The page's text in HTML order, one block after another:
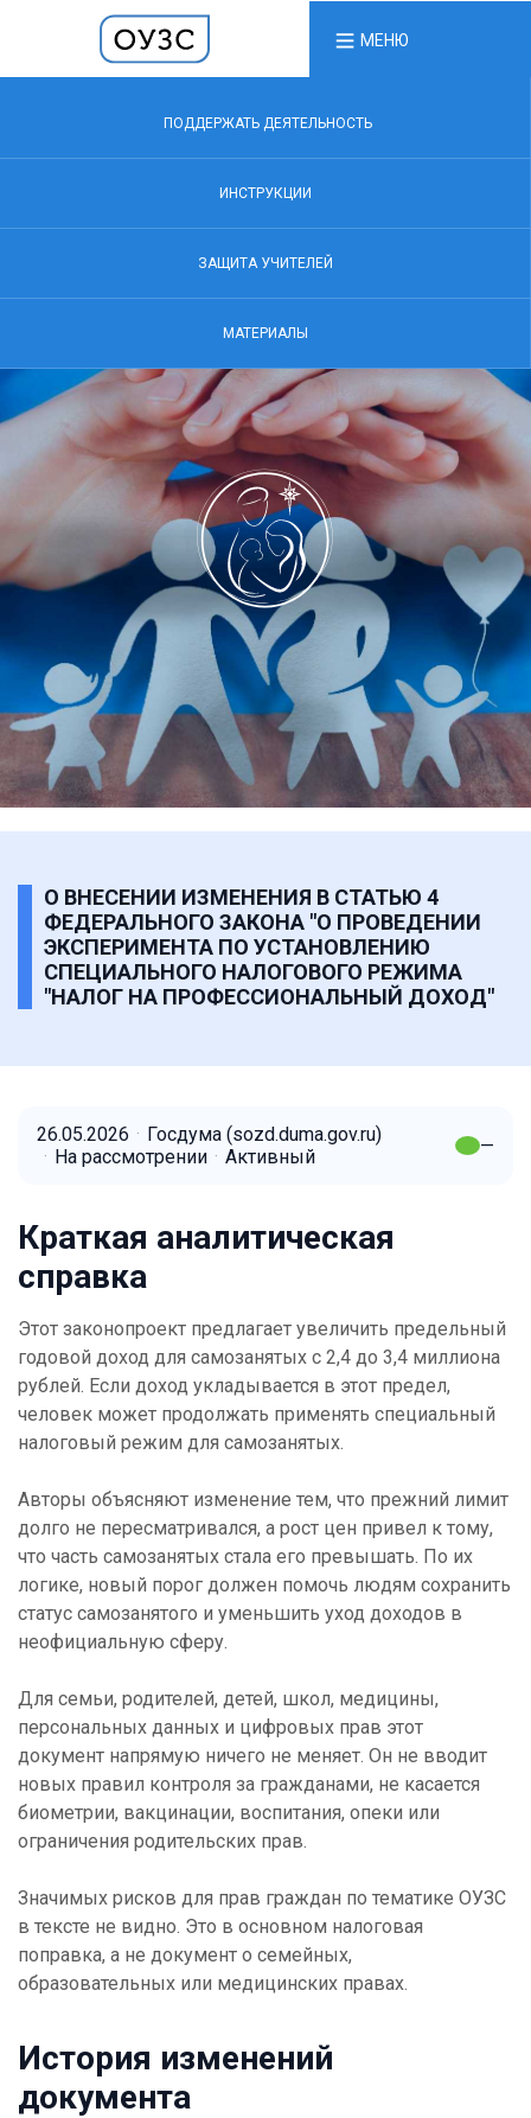
МЕНЮ
ПОДДЕРЖАТЬ ДЕЯТЕЛЬНОСТЬ
ИНСТРУКЦИИ
ЗАЩИТА УЧИТЕЛЕЙ
МАТЕРИАЛЫ
О ВНЕСЕНИИ ИЗМЕНЕНИЯ В СТАТЬЮ 4
ФЕДЕРАЛЬНОГО ЗАКОНА "О ПРОВЕДЕНИИ
ЭКСПЕРИМЕНТА ПО УСТАНОВЛЕНИЮ
СПЕЦИАЛЬНОГО НАЛОГОВОГО РЕЖИМА
"НАЛОГ НА ПРОФЕССИОНАЛЬНЫЙ ДОХОД"
26.05.2026
Госдума (sozd.duma.gov.ru)
На рассмотрении
Активный —
Краткая аналитическая
справка
Этот законопроект предлагает увеличить предельный
годовой доход для самозанятых с 2,4 до 3,4 миллиона
рублей. Если доход укладывается в этот предел,
человек может продолжать применять специальный
налоговый режим для самозанятых.
Авторы объясняют изменение тем, что прежний лимит
долго не пересматривался, а рост цен привел к тому,
что часть самозанятых стала его превышать. По их
логике, новый порог должен помочь людям сохранить
статус самозанятого и уменьшить уход доходов в
неофициальную сферу.
Для семьи, родителей, детей, школ, медицины,
персональных данных и цифровых прав этот
документ напрямую ничего не меняет. Он не вводит
новых правил контроля за гражданами, не касается
биометрии, вакцинации, воспитания, опеки или
ограничения родительских прав.
Значимых рисков для прав граждан по тематике ОУЗС
в тексте не видно. Это в основном налоговая
поправка, а не документ о семейных,
образовательных или медицинских правах.
История изменений
документа